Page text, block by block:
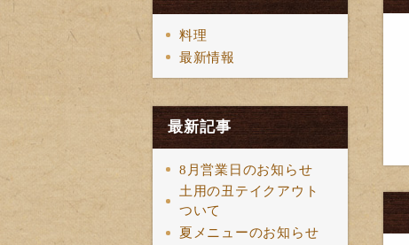
料理
最新情報
最新記事
8月営業日のお知らせ
土用の丑テイクアウト
ついて
夏メニューのお知らせ